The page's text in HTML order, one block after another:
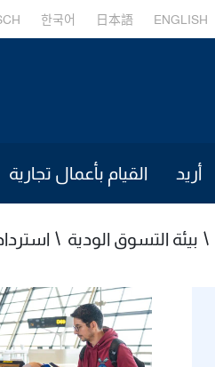
ENGLISH
日本語
한국어
أريد القيام بأعمال تجارية
بيئة التسوق الودية